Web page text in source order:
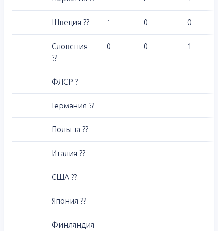
Швеция ?? 1 0 0
Словения
??
0 0 1
ФЛСР ?
Германия ??
Польша ??
Италия ??
США ??
Япония ??
Финляндия